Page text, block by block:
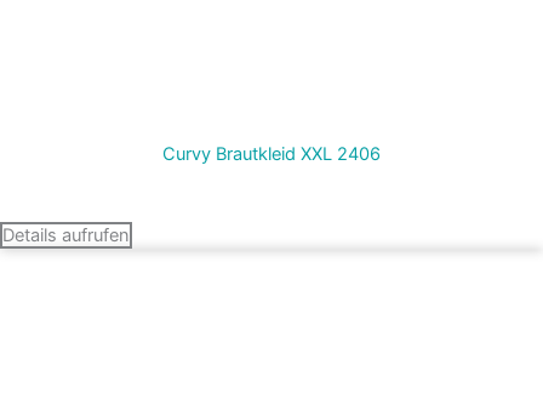
Curvy Brautkleid XXL 2406
Details aufrufen